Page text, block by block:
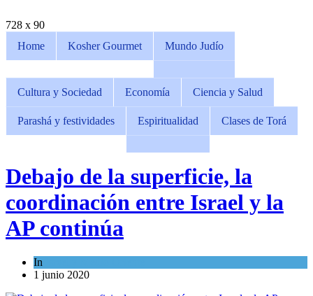
728 x 90
Home
Kosher Gourmet Mundo Judío
Cultura y Sociedad Economía Ciencia y Salud
Parashá y festividades Espiritualidad Clases de Torá
Debajo de la superficie, la
coordinación entre Israel y la
AP continúa
In
1 junio 2020